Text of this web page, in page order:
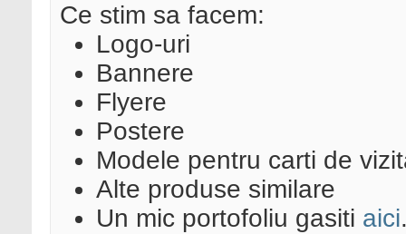
Ce stim sa facem:
Logo-uri
Bannere
Flyere
Postere
Modele pentru carti de
Alte produse similare
Un mic portofoliu gasiti aici